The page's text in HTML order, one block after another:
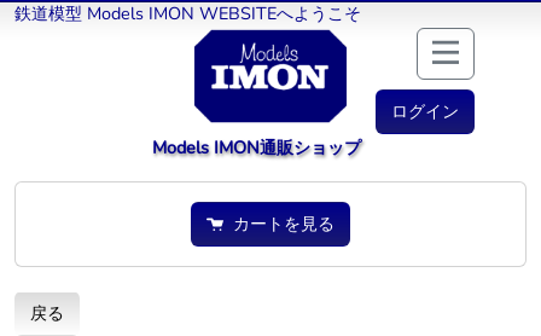
鉄道模型 Models IMON WEBSITEへようこそ
ログイン
Models IMON通販ショップ
カートを見る
戻る